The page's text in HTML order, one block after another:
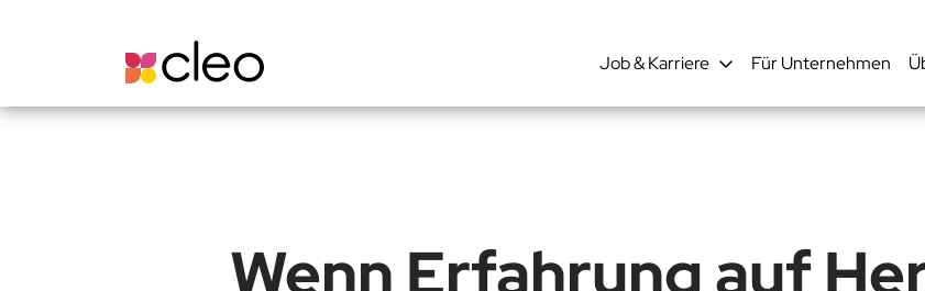
Job & Karriere Für Unternehmen
Wenn Erfahrung auf